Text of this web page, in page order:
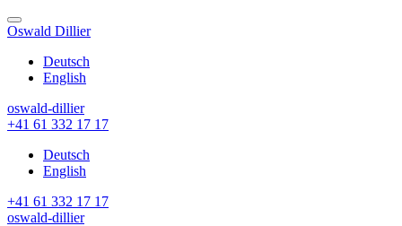
Skip
to
Oswald Dillier
Deutsch
English
oswald-dillier
+41 61 332 17 17
Deutsch
English
+41 61 332 17 17
oswald-dillier